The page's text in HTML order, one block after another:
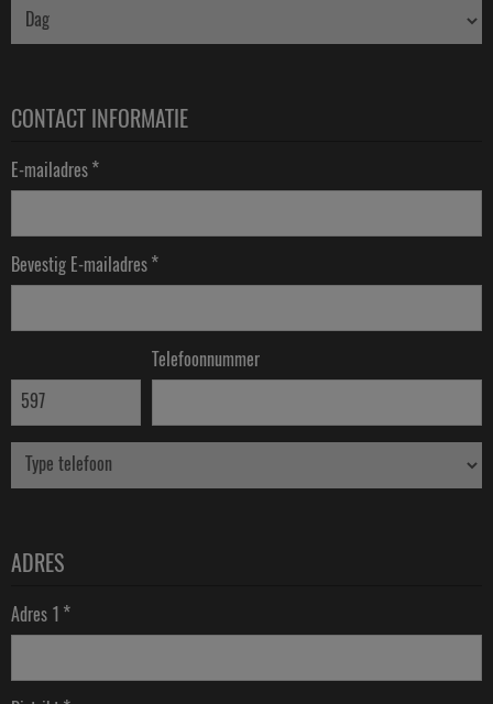
CONTACT INFORMATIE
E-mailadres *
Bevestig E-mailadres *
Telefoonnummer
ADRES
Adres 1 *